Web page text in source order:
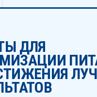
ДЛЯ